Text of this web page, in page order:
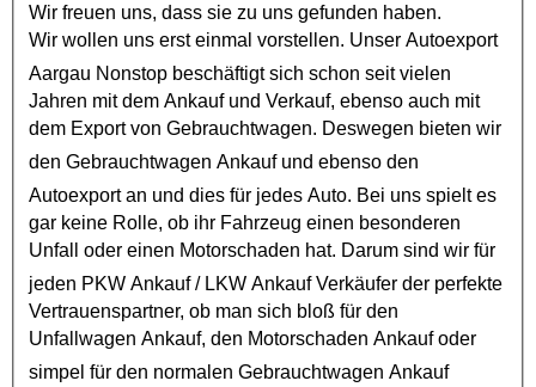
Wir freuen uns, dass sie zu uns gefunden haben.
Wir wollen uns erst einmal vorstellen. Unser Autoexport
Aargau Nonstop beschäftigt sich schon seit vielen
Jahren mit dem Ankauf und Verkauf, ebenso auch mit
dem Export von Gebrauchtwagen. Deswegen bieten wir
den Gebrauchtwagen Ankaufund ebenso den
Autoexportan und dies für jedes Auto. Bei uns spielt es
gar keine Rolle, ob ihr Fahrzeug einen besonderen
Unfall oder einen Motorschaden hat. Darum sind wir für
jeden PKW Ankauf/ LKW AnkaufVerkäufer der perfekte
Vertrauenspartner, ob man sich bloß für den
Unfallwagen Ankauf, den Motorschaden Ankaufoder
simpel für den normalen Gebrauchtwagen Ankauf